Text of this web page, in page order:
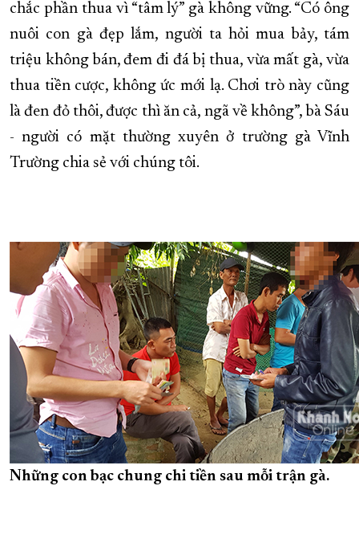
chắc phần thua vì “tâm lý” gà không vững. “Có ông
nuôi con gà đẹp lắm, người ta hỏi mua bảy, tám
triệu không bán, đem đi đá bị thua, vừa mất gà, vừa
thua tiền cược, không ức mới lạ. Chơi trò này cũng
là đen đỏ thôi, được thì ăn cả, ngã về không”, bà Sáu
- người có mặt thường xuyên ở trường gà Vĩnh
Trường chia sẻ với chúng tôi.
Những con bạc chung chi tiền sau mỗi trận gà.